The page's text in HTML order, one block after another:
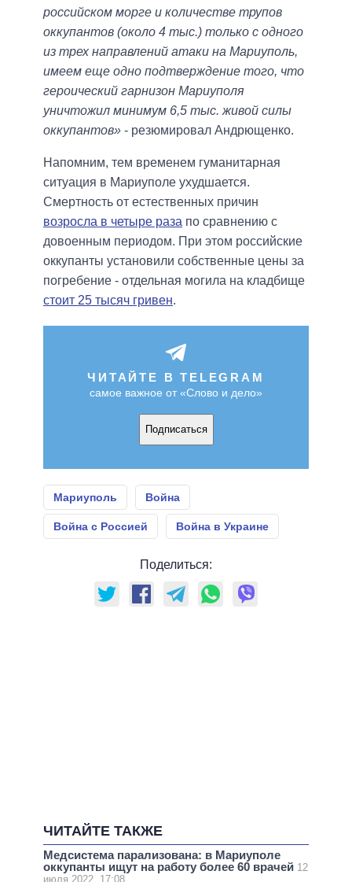
российском морге и количестве трупов
оккупантов (около 4 тыс.) только с одного
из трех направлений атаки на Мариуполь,
имеем еще одно подтверждение того, что
героический гарнизон Мариуполя
уничтожил минимум 6,5 тыс. живой силы
оккупантов» - резюмировал Андрющенко.
Напомним, тем временем гуманитарная
ситуация в Мариуполе ухудшается.
Смертность от естественных причин
возросла в четыре раза по сравнению с
довоенным периодом. При этом российские
оккупанты установили собственные цены за
погребение - отдельная могила на кладбище
стоит 25 тысяч гривен.
ЧИТАЙТЕ В TELEGRAM
самое важное от «Слово и дело»
Подписаться
Мариуполь Война
Война с Россией Война в Украине
Поделиться:
ЧИТАЙТЕ ТАКЖЕ
Медсистема парализована: в Мариуполе
оккупанты ищут на работу более 60 врачей 12
июля 2022, 17:08